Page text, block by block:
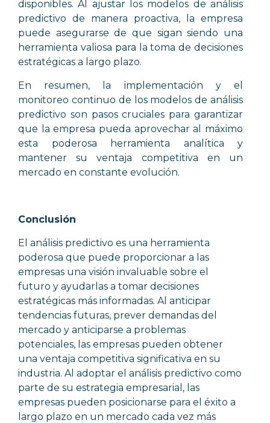
disponibles. Al ajustar los modelos de análisis
predictivo de manera proactiva, la empresa
puede asegurarse de que sigan siendo una
herramienta valiosa para la toma de decisiones
estratégicas a largo plazo.
En resumen, la implementación y el
monitoreo continuo de los modelos de análisis
predictivo son pasos cruciales para garantizar
que la empresa pueda aprovechar al máximo
esta poderosa herramienta analítica y
mantener su ventaja competitiva en un
mercado en constante evolución.
Conclusión
El análisis predictivo es una herramienta
poderosa que puede proporcionar a las
empresas una visión invaluable sobre el
futuro y ayudarlas a tomar decisiones
estratégicas más informadas. Al anticipar
tendencias futuras, prever demandas del
mercado y anticiparse a problemas
potenciales, las empresas pueden obtener
una ventaja competitiva significativa en su
industria. Al adoptar el análisis predictivo como
parte de su estrategia empresarial, las
empresas pueden posicionarse para el éxito a
largo plazo en un mercado cada vez más